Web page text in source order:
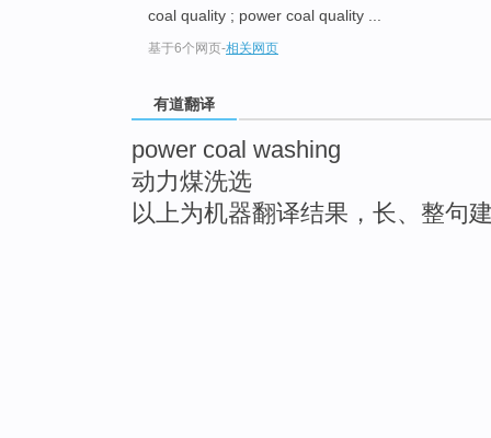
coal quality ; power coal quality ...
基于6个网页-相关网页
有道翻译
power coal washing
动力煤洗选
以上为机器翻译结果，长、整句